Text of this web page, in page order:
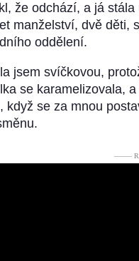
že odchází, a já
manželství, dvě děti,
oddělení.
jsem svíčkovou,
se karamelizovala,
když se za mnou
–––––